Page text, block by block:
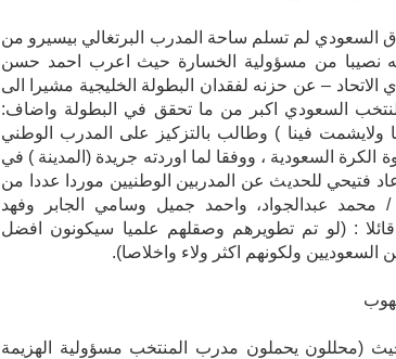
السعودي لم تسلم ساحة المدرب البرتغالي بيسيرو من
نصيبا من مسؤولية الخسارة حيث اعرب احمد حسن
– عن حزنه لفقدان البطولة الخليجية مشيرا الى
للنتخب السعودي اكبر من ما تحقق في البطولة واضاف:
ولايشمت فينا ) وطالب بالتزكيز على المدرب الوطني
الكرة السعودية ، ووفقا لما اوردته جريدة (المدينة ) في
فتيحي للحديث عن المدربين الوطنيين موردا عددا من
/ محمد عبدالجواد، واحمد جميل وسامي الجابر وفهد
قائلا : (لو تم تطويرهم وصقلهم علميا سيكونون افضل
السعوديين ولكونهم اكثر ولاء واخلاصا).
(محللون يحملون مدرب المنتخب مسؤولية الهزيمة